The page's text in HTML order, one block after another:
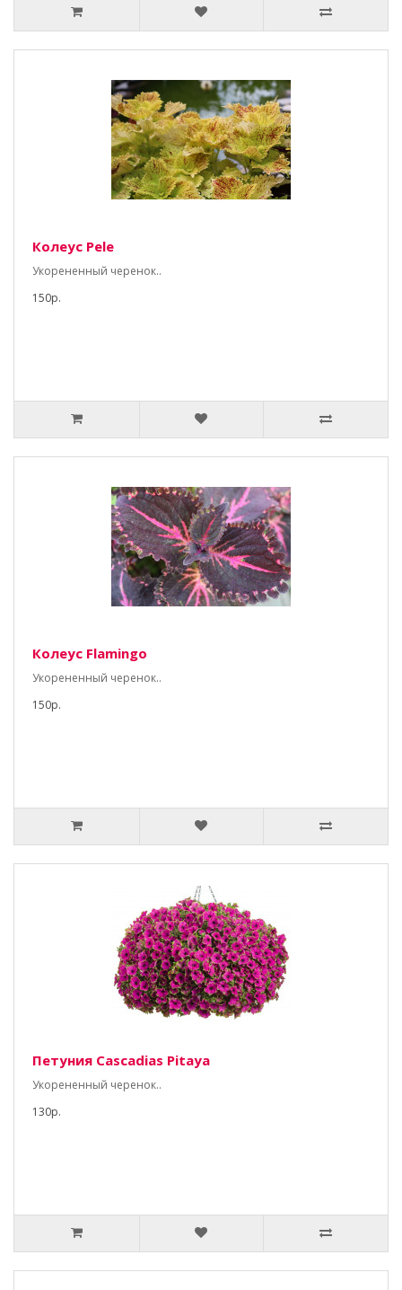
Колеус Pele
Укорененный черенок..
150р.
Колеус Flamingo
Укорененный черенок..
150р.
Петуния Cascadias Pitaya
Укорененный черенок..
130р.